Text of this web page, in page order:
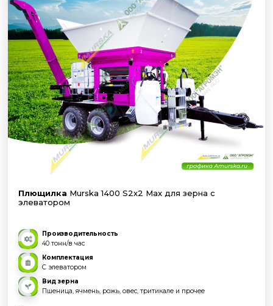
Плющилка Murska 1400 S2x2 Max для зерна с
элеватором
Производительность
40 тонн/в час
Комплектация
С элеватором
Вид зерна
Пшеница, ячмень, рожь, овес, тритикале и прочее